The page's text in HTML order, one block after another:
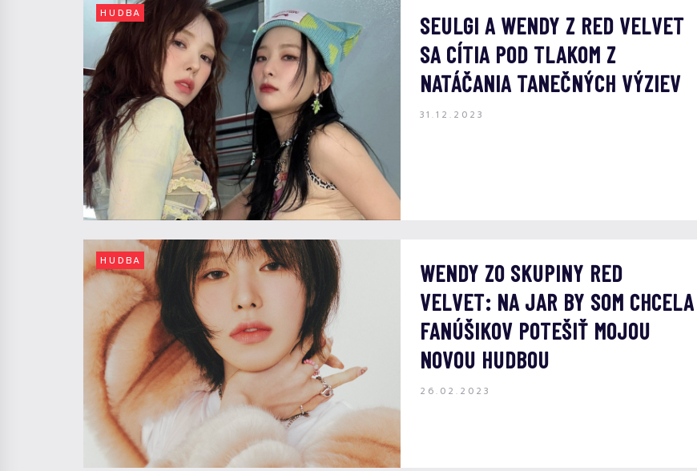
HUDBA
SEULGI A WENDY Z RED VELVET
SA CÍTIA POD TLAKOM Z
NATÁČANIA TANEČNÝCH VÝZIEV
31.12.2023
HUDBA
WENDY ZO SKUPINY RED
VELVET: NA JAR BY SOM CHCELA
FANÚŠIKOV POTEŠIŤ MOJOU
NOVOU HUDBOU
26.02.2023